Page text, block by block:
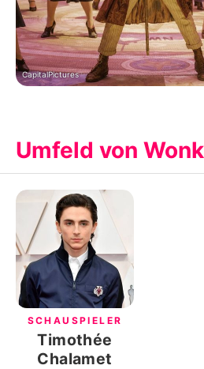
CapitalPictures
Umfeld von
SCHAUSPIELER
Timothée
Chalamet